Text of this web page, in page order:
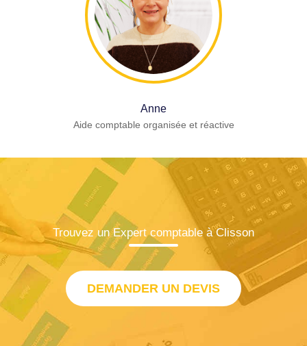
Anne
Aide comptable organisée et réactive
Trouvez un Expert comptable à Clisson
DEMANDER UN DEVIS